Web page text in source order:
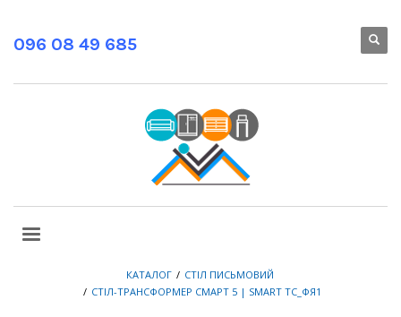
096 08 49 685
КАТАЛОГ
СТІЛ ПИСЬМОВИЙ
СТІЛ-ТРАНСФОРМЕР СМАРТ 5 | SMART ТС_ФЯ1